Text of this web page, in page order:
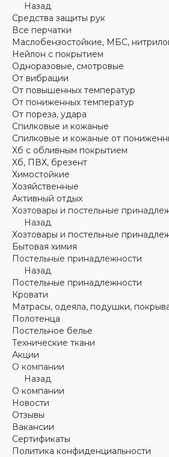
Назад
Средства защиты рук
Все перчатки
Маслобензостойкие, МБС,
Нейлон с покрытием
Одноразовые, смотровые
От вибрации
От повышенных температур
От пониженных температур
От пореза, удара
Спилковые и кожаные
Спилковые и кожаные от
Хб с обливным покрытием
Хб, ПВХ, брезент
Химостойкие
Хозяйственные
Активный отдых
Хозтовары и постельные
Назад
Хозтовары и постельные
Бытовая химия
Постельные принадлежности
Назад
Постельные принадлежности
Кровати
Матрасы, одеяла, подушки,
Полотенца
Постельное белье
Технические ткани
Акции
О компании
Назад
О компании
Новости
Отзывы
Вакансии
Сертификаты
Политика конфиденциальности